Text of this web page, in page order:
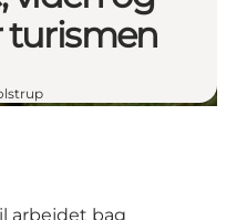
arbejdet bag